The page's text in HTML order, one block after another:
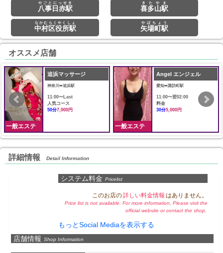
八事日赤駅
やごとにっせき
喜多山駅
きたやま
中村区役所駅
なかむらくやくしょ
矢場町駅
やばちょう
オススメ店舗
一般エステ
追浜マッサージ
神奈川➠追浜駅
11:00〜Last
人気コース
50分7,000円
一般エステ
Angel エンジェル
愛知➠諏訪町駅
11:00〜翌02:00
料金
30分5,000円
詳細情報 Detail Information
システム料金 Pricelist
このお店の詳しい料金情報 はありません。
Price list is not available. For more information, Please visit the
official website or contact the shop.
もっとSocial Mediaを表示する
店舗情報 Shop Information